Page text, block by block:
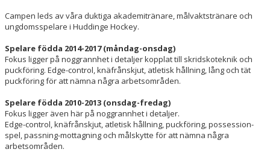
Campen leds av våra duktiga akademitränare, målvaktstränare och
ungdomsspelare i Huddinge Hockey.
Spelare födda 2014-2017 (måndag-onsdag)
Fokus ligger på noggrannhet i detaljer kopplat till skridskoteknik och
puckföring. Edge-control, knäfrånskjut, atletisk hållning, lång och tät
puckföring för att nämna några arbetsområden.
Spelare födda 2010-2013 (onsdag-fredag)
Fokus ligger även här på noggrannhet i detaljer.
Edge-control, knäfrånskjut, atletisk hållning, puckföring, possession-
spel, passning-mottagning och målskytte för att nämna några
arbetsområden.